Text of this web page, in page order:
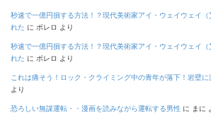
秒速で一億円損する方法！？現代美術家アイ・ウェイウェイ
れた に ボレロ より
秒速で一億円損する方法！？現代美術家アイ・ウェイウェイ
れた に ボレロ より
これは痛そう！ロック・クライミング中の青年が落下！岩壁に
より
恐ろしい無謀運転・・漫画を読みながら運転する男性 に まに